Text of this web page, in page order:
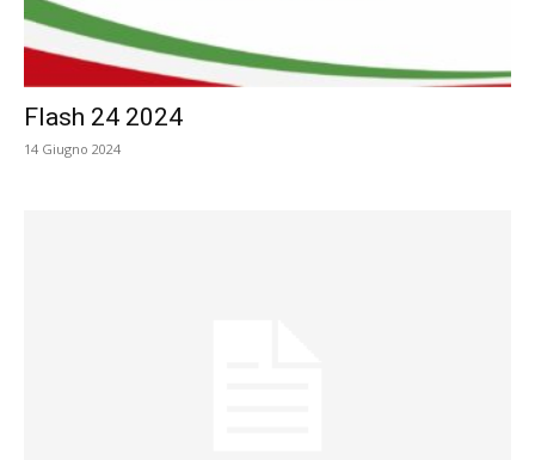
Flash 24 2024
14 Giugno 2024